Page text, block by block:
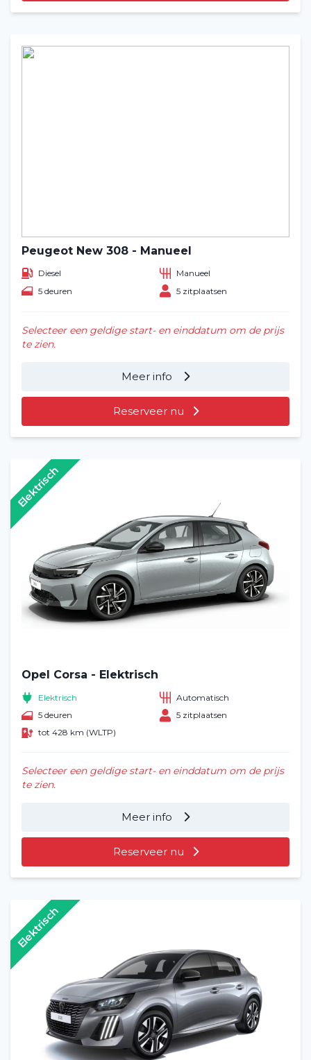
Voertuig huren
Lange termijn
Over ons
Peugeot New 308 - Manueel
Diesel
Manueel
5 deuren
5 zitplaatsen
Selecteer een geldige start- en einddatum om de prijs
te zien.
Meer info
Reserveer nu
Opel Corsa - Elektrisch
Elektrisch
Automatisch
5 deuren
5 zitplaatsen
tot 428 km (WLTP)
Selecteer een geldige start- en einddatum om de prijs
te zien.
Meer info
Reserveer nu
Elektrisch
Elektrisch